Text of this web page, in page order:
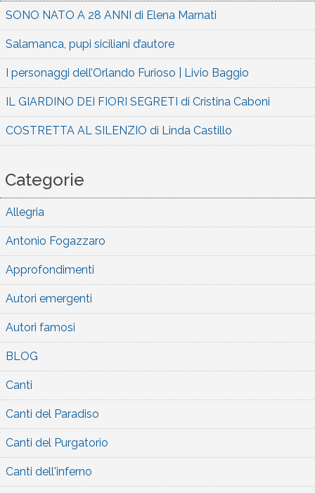
SONO NATO A 28 ANNI di Elena Marnati
Salamanca, pupi siciliani d’autore
I personaggi dell’Orlando Furioso | Livio Baggio
IL GIARDINO DEI FIORI SEGRETI di Cristina Caboni
COSTRETTA AL SILENZIO di Linda Castillo
Categorie
Allegria
Antonio Fogazzaro
Approfondimenti
Autori emergenti
Autori famosi
BLOG
Canti
Canti del Paradiso
Canti del Purgatorio
Canti dell'inferno